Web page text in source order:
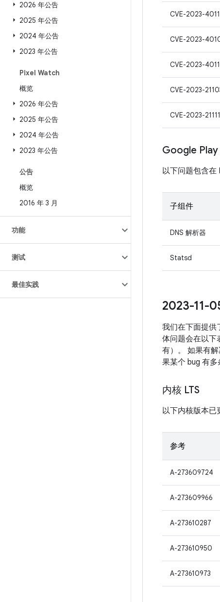
2026 年公告
2025 年公告
2024 年公告
2023 年公告
Pixel Watch
概览
2026 年公告
2025 年公告
2024 年公告
2023 年公告
公告
概览
2016 年 3 月
功能
测试
最佳实践
CVE-2023-
CVE-2023-
CVE-2023-
CVE-2023-
CVE-2023-21111
Google Play
以下问题包含在
子组件
DNS 解析器
Statsd
2023-11-
我们在下面提供
体问题会在以下
有）。 如果有
果某个 bug 有
内核 LTS
以下内核版本已
参考
A-273609724
A-273609966
A-273610287
A-273610950
A-273610973